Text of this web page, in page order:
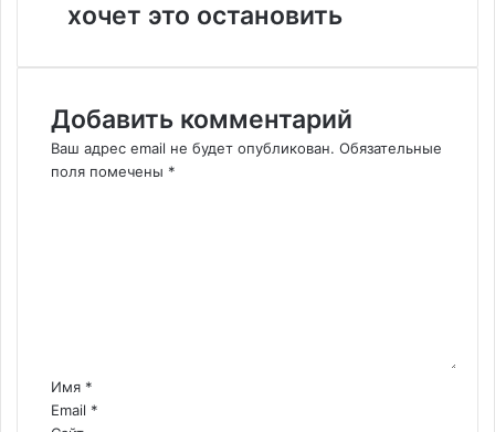
хочет это остановить
Добавить комментарий
Ваш адрес email не будет опубликован. Обязательные
поля помечены *
р
и
й
Имя *
Email *